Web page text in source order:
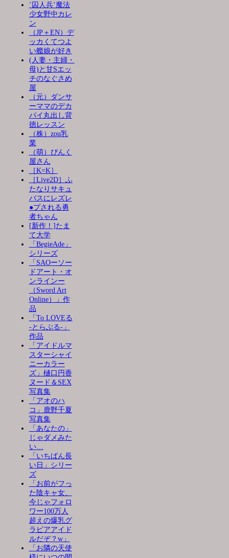
’囚人兵’魔法
少女野中カレ
ン
（JP＋EN）デ
ッカくてつよ
い艦娘が好き
(人妻・主婦・
母)と甘Sエッ
チのなぐさめ
屋
（元）ダンサ
ーママのデカ
パイ丸出し背
徳レッスン
（株）zou乳
業
（萌）ぴんく
屋さん
［K=K］
［Live2D］ふ
たなりサキュ
バスにレズレ
●プされる勇
者ちゃん
[新作！]たま
て大学
「BegieAde」
シリーズ
「SAOーソー
ドアート・オ
ンラインー
（Sword Art
Online）」作
品
「To LOVEる
-とらぶる-」
作品
「アイドルマ
スターシャイ
ニーカラー
ズ」樋口円香
ヌード＆SEX
写真集
「アオのハ
コ」鹿野千夏
写真集
「あなたの」
じゃダメみた
い…
「いちばん長
い日」シリー
ズ
「お前がフっ
た陰キャ女、
今じゃフォロ
ワー100万人
超えの爆乳グ
ラビアアイド
ルだぞ？w」
「お隣の天使